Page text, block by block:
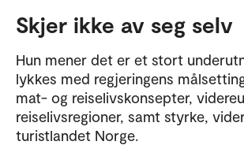
Skjer ikke av seg selv
Hun mener det er et stort
lykkes med regjeringens
mat- og reiselivskonsepter,
reiselivsregioner, samt styrke,
turistlandet Norge.